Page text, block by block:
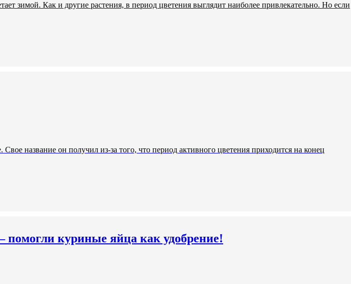
зимой. Как и другие растения, в период цветения выглядит наиболее привлекательно. Но если
название он получил из-за того, что период активного цветения приходится на конец
куриные яйца как удобрение!